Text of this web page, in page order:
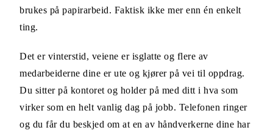
brukes på papirarbeid. Faktisk ikke mer enn én enkelt
ting.
Det er vinterstid, veiene er isglatte og flere av
medarbeiderne dine er ute og kjører på vei til oppdrag.
Du sitter på kontoret og holder på med ditt i hva som
virker som en helt vanlig dag på jobb. Telefonen ringer
og du får du beskjed om at en av håndverkerne dine har